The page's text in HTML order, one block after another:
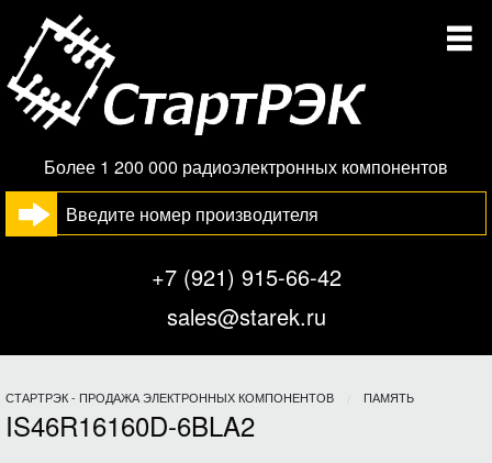
Более 1 200 000 радиоэлектронных компонентов
+7 (921) 915-66-42
sales@starek.ru
СТАРТРЭК - ПРОДАЖА ЭЛЕКТРОННЫХ КОМПОНЕНТОВ ПАМЯТЬ
IS46R16160D-6BLA2